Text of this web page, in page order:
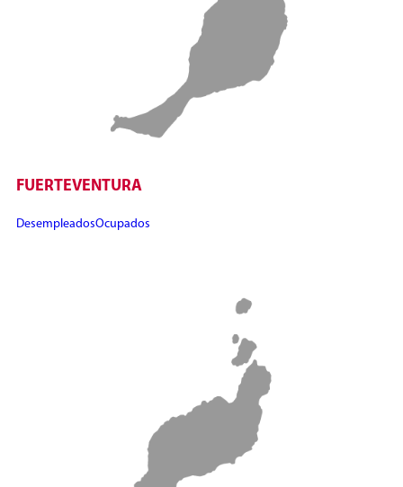
FUERTEVENTURA
DesempleadosOcupados